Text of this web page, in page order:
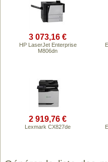
3 073,16 €
HP LaserJet Enterprise
M806dn
2 919,76 €
Lexmark CX827de